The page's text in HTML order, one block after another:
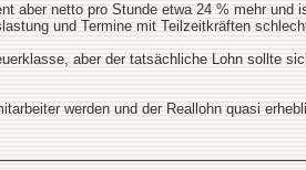
aber netto pro Stunde etwa 24 % mehr und
und Termine mit Teilzeitkräften
aber der tatsächliche Lohn sollte
werden und der Reallohn quasi